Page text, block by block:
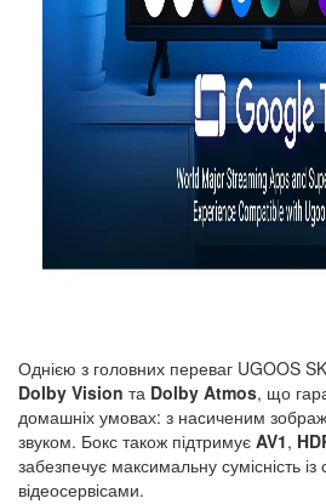
Однією з головних переваг UGOOS
Dolby Vision та Dolby Atmos, що
домашніх умовах: з насиченим
звуком. Бокс також підтримує AV1,
забезпечує максимальну сумісність
відеосервісами.